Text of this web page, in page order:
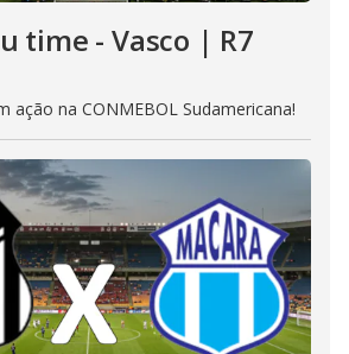
time - Vasco | R7
ação na CONMEBOL Sudamericana!